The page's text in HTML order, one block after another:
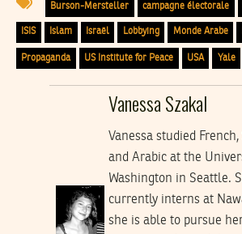
Burson-Mersteller campagne électorale
ISIS Islam Israël Lobbying Monde Arabe
Propaganda US Institute for Peace USA Yale
Vanessa Szakal
Vanessa studied
and Arabic at the
Washington in Seattle.
currently interns at
she is able to pursue